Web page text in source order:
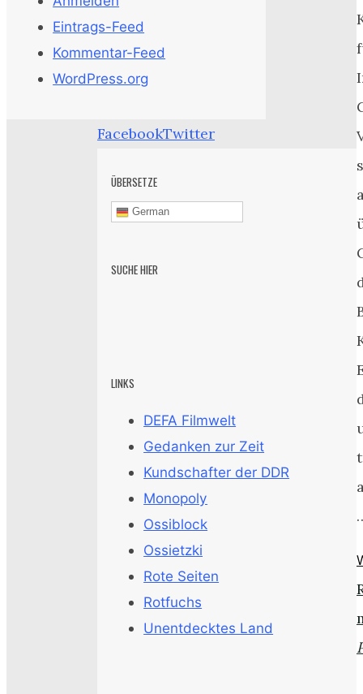
Eintrags-Feed
Kommentar-Feed
WordPress.org
FacebookTwitter
ÜBERSETZE
German
SUCHE HIER
LINKS
DEFA Filmwelt
Gedanken zur Zeit
Kundschafter der DDR
Monopoly
Ossiblock
Ossietzki
Rote Seiten
Rotfuchs
Unentdecktes Land